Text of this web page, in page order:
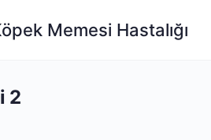
Memesi Hastalığı
2